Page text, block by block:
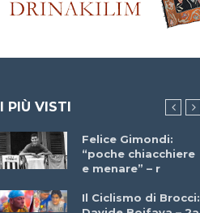
I PIÙ VISTI
Felice Gimondi:
“poche chiacchiere
e menare” – r
Il Ciclismo di Brocci: